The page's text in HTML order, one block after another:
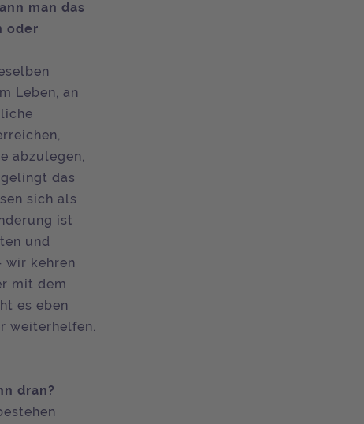
man das
oder
Leben, an
abzulegen,
das
sich als
ist
und
wir kehren
mit dem
es eben
weiterhelfen.
dran?